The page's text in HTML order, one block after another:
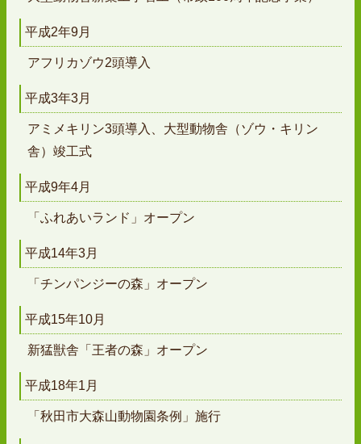
平成2年9月
アフリカゾウ2頭導入
平成3年3月
アミメキリン3頭導入、大型動物舎（ゾウ・キリン
舎）竣工式
平成9年4月
「ふれあいランド」オープン
平成14年3月
「チンパンジーの森」オープン
平成15年10月
新猛獣舎「王者の森」オープン
平成18年1月
「秋田市大森山動物園条例」施行